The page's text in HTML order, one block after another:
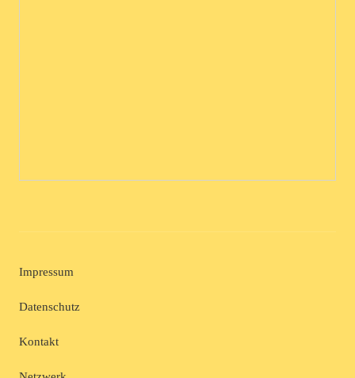
Impressum
Datenschutz
Kontakt